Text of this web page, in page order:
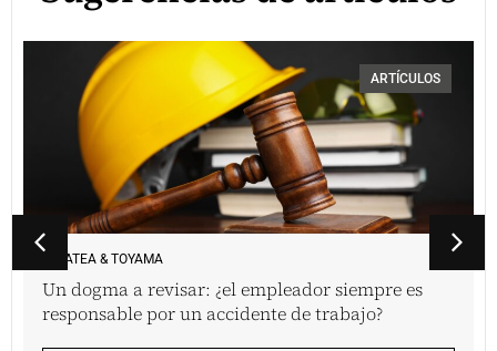
ARTÍCULOS
VINATEA & TOYAMA
Un dogma a revisar: ¿el empleador siempre es
responsable por un accidente de trabajo?